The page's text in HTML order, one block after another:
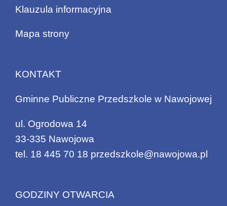
Klauzula informacyjna
Mapa strony
KONTAKT
Gminne Publiczne Przedszkole w Nawojowej
ul. Ogrodowa 14
33-335 Nawojowa
tel. 18 445 70 18 przedszkole@nawojowa.pl
GODZINY OTWARCIA